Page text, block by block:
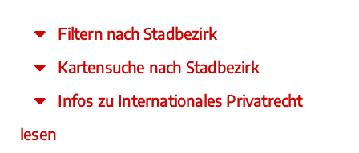
Filtern nach Stadbezirk
Kartensuche nach Stadbezirk
Infos zu Internationales Privatrecht
lesen